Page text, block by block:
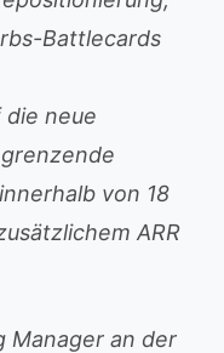
Battlecards
neue
von 18
ARR
Manager an der